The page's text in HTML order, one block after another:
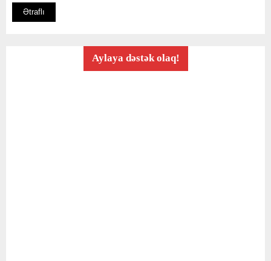
Ətraflı
Aylaya dəstək olaq!